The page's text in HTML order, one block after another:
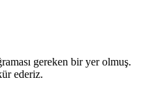
gereken bir yer olmuş.
ederiz.